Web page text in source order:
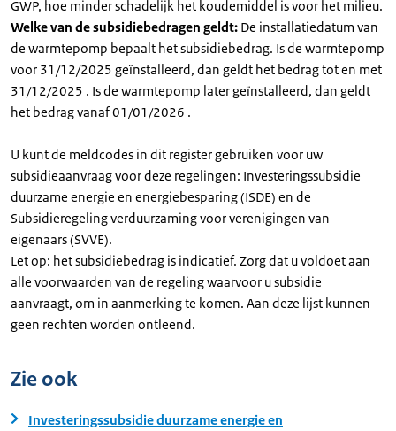
GWP, hoe minder schadelijk het koudemiddel is voor het milieu.
Welke van de subsidiebedragen geldt: De installatiedatum van
de warmtepomp bepaalt het subsidiebedrag. Is de warmtepomp
voor 31/12/2025 geïnstalleerd, dan geldt het bedrag tot en met
31/12/2025 . Is de warmtepomp later geïnstalleerd, dan geldt
het bedrag vanaf 01/01/2026 .
U kunt de meldcodes in dit register gebruiken voor uw
subsidieaanvraag voor deze regelingen: Investeringssubsidie
duurzame energie en energiebesparing (ISDE) en de
Subsidieregeling verduurzaming voor verenigingen van
eigenaars (SVVE).
Let op: het subsidiebedrag is indicatief. Zorg dat u voldoet aan
alle voorwaarden van de regeling waarvoor u subsidie
aanvraagt, om in aanmerking te komen. Aan deze lijst kunnen
geen rechten worden ontleend.
Zie ook
Investeringssubsidie duurzame energie en